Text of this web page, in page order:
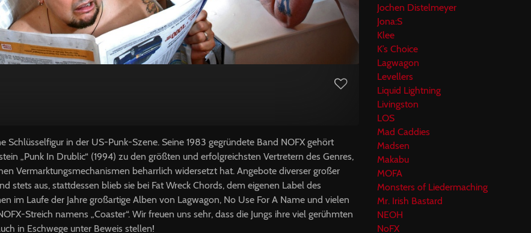
Schlüsselfigur in der US-Punk-Szene. Seine 1983 gegründete Band NOFX gehört
„Punk In Drublic“ (1994) zu den größten und erfolgreichsten Vertretern des Genres,
Vermarktungsmechanismen beharrlich widersetzt hat. Angebote diverser großer
stets aus, stattdessen blieb sie bei Fat Wreck Chords, dem eigenen Label des
im Laufe der Jahre großartige Alben von Lagwagon, No Use For A Name und vielen
-Streich namens „Coaster“. Wir freuen uns sehr, dass die Jungs ihre viel gerühmten
in Eschwege unter Beweis stellen!
Jochen Distelmeyer
Jona:S
Klee
K’s Choice
Lagwagon
Levellers
Liquid Lightning
Livingston
LOS
Mad Caddies
Madsen
Makabu
MOFA
Monsters of Liedermaching
Mr. Irish Bastard
NEOH
NoFX